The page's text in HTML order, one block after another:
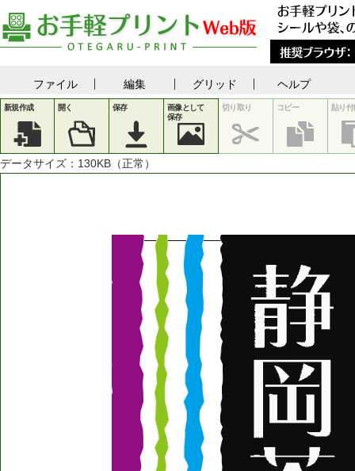
ファイル 編集 グリッド ヘルプ
新規作成 開く 保存
画像として
保存
切り取り コピー 貼り付
データサイズ： 130KB（正常）